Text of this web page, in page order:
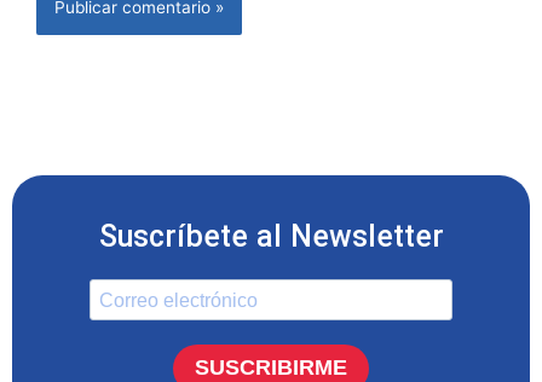
Suscríbete al Newsletter
SUSCRIBIRME